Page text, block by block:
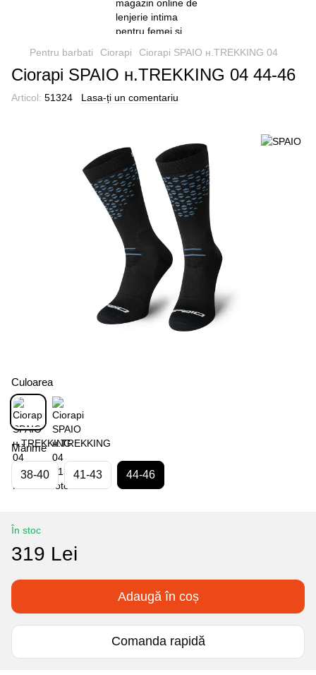
Pentru barbati Ciorapi Ciorapi SPAIO н.TREKKING 04
Ciorapi SPAIO н.TREKKING 04 44-46
Articol: 51324 Lasa-ți un comentariu
Culoarea
Mărime
38-40 41-43 44-46
În stoc
319 Lei
Adaugă în coș
Comanda rapidă